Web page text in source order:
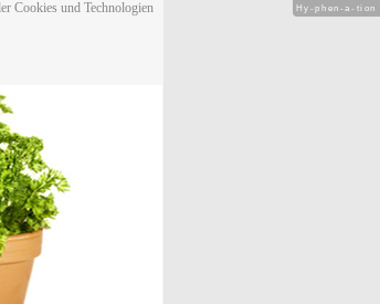
Cookies und Technologien
Hy-phen-a-tion